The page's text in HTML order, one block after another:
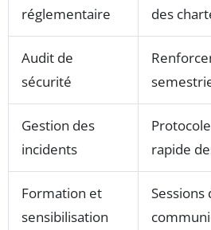
réglementaire
des
Audit de
sécurité
Gestion des
incidents
rapide
Formation et
sensibilisation
Sessions